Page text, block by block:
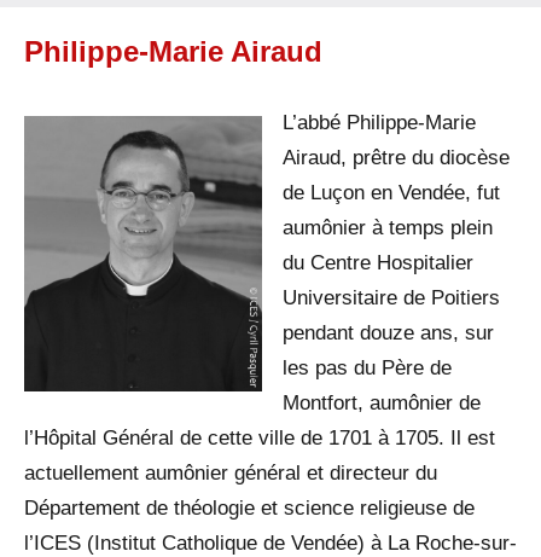
Philippe-Marie Airaud
L’abbé Philippe-Marie
Airaud, prêtre du diocèse
de Luçon en Vendée, fut
aumônier à temps plein
du Centre Hospitalier
Universitaire de Poitiers
pendant douze ans, sur
les pas du Père de
Montfort, aumônier de
l’Hôpital Général de cette ville de 1701 à 1705. Il est
actuellement aumônier général et directeur du
Département de théologie et science religieuse de
l’ICES (Institut Catholique de Vendée) à La Roche-sur-